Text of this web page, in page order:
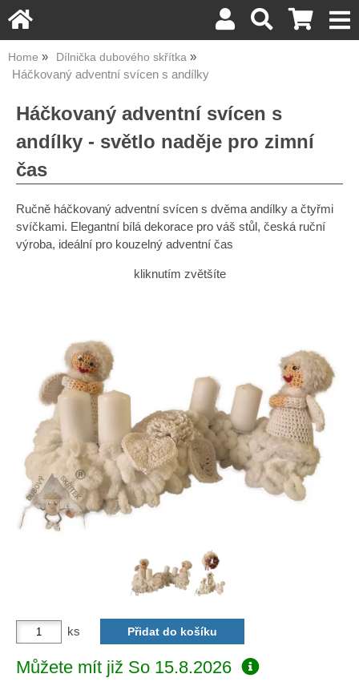
Home Dílnička dubového skřítka
Háčkovaný adventní svícen s andílky
Háčkovaný adventní svícen s
andílky - světlo naděje pro zimní
čas
Ručně háčkovaný adventní svícen s dvěma andílky a čtyřmi
svíčkami. Elegantní bílá dekorace pro váš stůl, česká ruční
výroba, ideální pro kouzelný adventní čas
kliknutím zvětšíte
ks
Můžete mít již So 15.8.2026